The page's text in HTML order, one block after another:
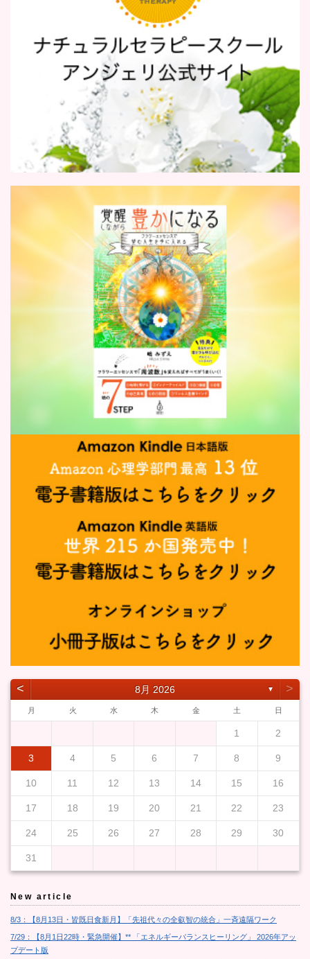
˂ 8月 2026 ▼ ˃
月 火 水 木 金 土 日
1 2
3 4 5 6 7 8 9
10 11 12 13 14 15 16
17 18 19 20 21 22 23
24 25 26 27 28 29 30
31
New article
8/3：【8月13日・皆既日食新月】「先祖代々の全叡智の統合」一斉遠隔ワーク
7/29：【8月1日22時・緊急開催】** 「エネルギーバランスヒーリング」 2026年アッ
プデート版